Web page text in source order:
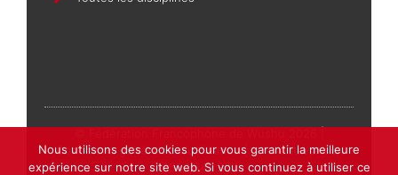
Conditions générales d'utilisation| N° d'entreprise :
0504.846.297
Nous utilisons des cookies pour vous garantir la meilleure
expérience sur notre site web. Si vous continuez à utiliser ce